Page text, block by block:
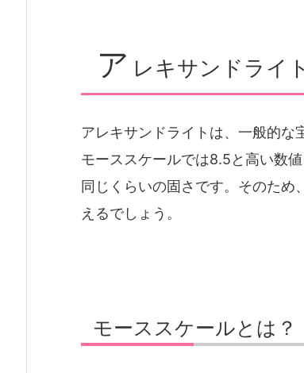
ア レキサンドライ
アレキサンドライトは、一般的な
モーススケールでは8.5と高い数
同じくらいの固さです。そのた
えるでしょう。
モーススケールとは？